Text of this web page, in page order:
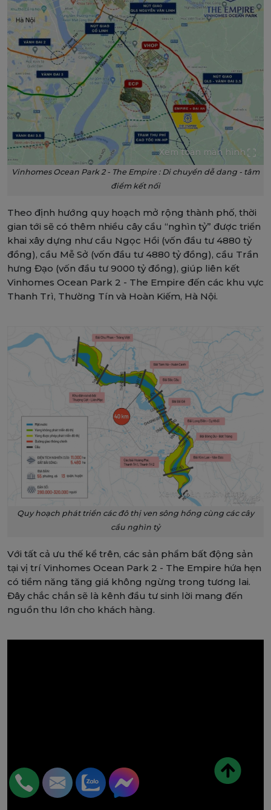
Xem toàn màn hình
Vinhomes Ocean Park 2 - The Empire : Di chuyển dễ dang - tâm
điểm kết nối
Theo định hướng quy hoạch mở rộng thành phố, thời
gian tới sẽ có thêm nhiều cây cầu “nghìn tỷ” được triển
khai xây dựng như cầu Ngọc Hồi (vốn đầu tư 4880 tỷ
đồng), cầu Mễ Sở (vốn đầu tư 4880 tỷ đồng), cầu Trần
hưng Đạo (vốn đầu tư 9000 tỷ đồng), giúp liên kết
Vinhomes Ocean Park 2 - The Empire đến các khu vực
Thanh Trì, Thường Tín và Hoàn Kiếm, Hà Nội.
Xem toàn màn hình
Quy hoạch phát triển các đô thị ven sông hồng cùng các cây
cầu nghìn tỷ
Với tất cả ưu thế kể trên, các sản phẩm bất động sản
tại vị trí Vinhomes Ocean Park 2 - The Empire hứa hẹn
có tiềm năng tăng giá không ngừng trong tương lai.
Đây chắc chắn sẽ là kênh đầu tư sinh lời mang đến
nguồn thu lớn cho khách hàng.